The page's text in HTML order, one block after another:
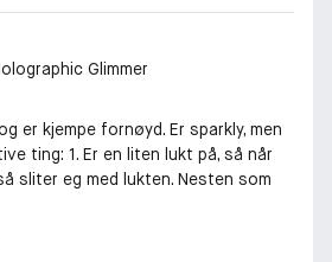
Glimmer
er kjempe fornøyd. Er sparkly, men
ting: 1. Er en liten lukt på, så når
sliter eg med lukten. Nesten som